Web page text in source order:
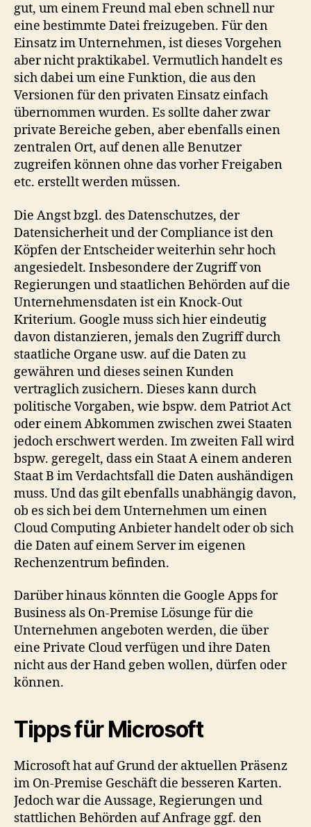
gut, um einem Freund mal eben schnell nur
eine bestimmte Datei freizugeben. Für den
Einsatz im Unternehmen, ist dieses Vorgehen
aber nicht praktikabel. Vermutlich handelt es
sich dabei um eine Funktion, die aus den
Versionen für den privaten Einsatz einfach
übernommen wurden. Es sollte daher zwar
private Bereiche geben, aber ebenfalls einen
zentralen Ort, auf denen alle Benutzer
zugreifen können ohne das vorher Freigaben
etc. erstellt werden müssen.
Die Angst bzgl. des Datenschutzes, der
Datensicherheit und der Compliance ist den
Köpfen der Entscheider weiterhin sehr hoch
angesiedelt. Insbesondere der Zugriff von
Regierungen und staatlichen Behörden auf die
Unternehmensdaten ist ein Knock-Out
Kriterium. Google muss sich hier eindeutig
davon distanzieren, jemals den Zugriff durch
staatliche Organe usw. auf die Daten zu
gewähren und dieses seinen Kunden
vertraglich zusichern. Dieses kann durch
politische Vorgaben, wie bspw. dem Patriot Act
oder einem Abkommen zwischen zwei Staaten
jedoch erschwert werden. Im zweiten Fall wird
bspw. geregelt, dass ein Staat A einem anderen
Staat B im Verdachtsfall die Daten aushändigen
muss. Und das gilt ebenfalls unabhängig davon,
ob es sich bei dem Unternehmen um einen
Cloud Computing Anbieter handelt oder ob sich
die Daten auf einem Server im eigenen
Rechenzentrum befinden.
Darüber hinaus könnten die Google Apps for
Business als On-Premise Lösunge für die
Unternehmen angeboten werden, die über
eine Private Cloud verfügen und ihre Daten
nicht aus der Hand geben wollen, dürfen oder
können.
Tipps für Microsoft
Microsoft hat auf Grund der aktuellen Präsenz
im On-Premise Geschäft die besseren Karten.
Jedoch war die Aussage, Regierungen und
stattlichen Behörden auf Anfrage ggf. den